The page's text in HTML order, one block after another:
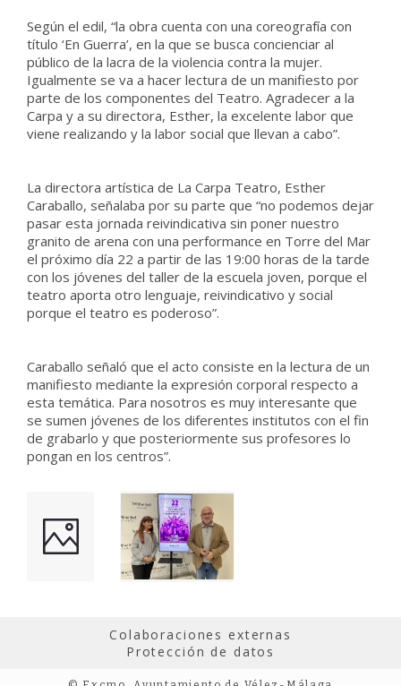
Según el edil, “la obra cuenta con una coreografía con
título ‘En Guerra’, en la que se busca concienciar al
público de la lacra de la violencia contra la mujer.
Igualmente se va a hacer lectura de un manifiesto por
parte de los componentes del Teatro. Agradecer a la
Carpa y a su directora, Esther, la excelente labor que
viene realizando y la labor social que llevan a cabo”.
La directora artística de La Carpa Teatro, Esther
Caraballo, señalaba por su parte que “no podemos dejar
pasar esta jornada reivindicativa sin poner nuestro
granito de arena con una performance en Torre del Mar
el próximo día 22 a partir de las 19:00 horas de la tarde
con los jóvenes del taller de la escuela joven, porque el
teatro aporta otro lenguaje, reivindicativo y social
porque el teatro es poderoso”.
Caraballo señaló que el acto consiste en la lectura de un
manifiesto mediante la expresión corporal respecto a
esta temática. Para nosotros es muy interesante que
se sumen jóvenes de los diferentes institutos con el fin
de grabarlo y que posteriormente sus profesores lo
pongan en los centros”.
Colaboraciones externas
Protección de datos